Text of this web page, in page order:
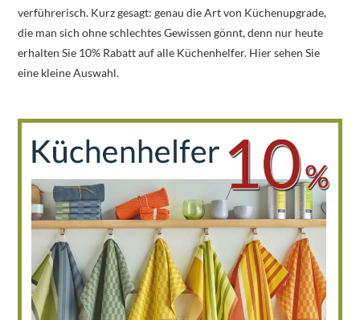
verführerisch. Kurz gesagt: genau die Art von Küchenupgrade,
die man sich ohne schlechtes Gewissen gönnt, denn nur heute
erhalten Sie 10% Rabatt auf alle Küchenhelfer. Hier sehen Sie
eine kleine Auswahl.